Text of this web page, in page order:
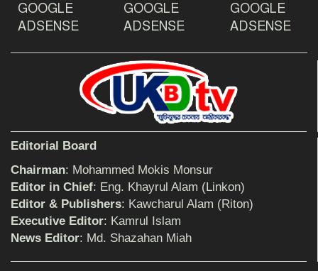
দেশ রক্ষায় প্রগতিশীল সাংবাদিকদের ভুমিকা গুরুত্বপূর্ণ
-মহিবুল হাসান চৌধুরী
আহলে সুন্নাত এর কার্যক্রম বাস্তবায়নের আহ্বান
বিমানের সিলেট-ম্যানচেস্টার সরাসরি ফ্লাইট চালু হচ্ছে
সোমবার
GOOGLE
ADSENSE
GOOGLE
ADSENSE
GOOGLE
ADSENSE
Editorial Board
Chairman: Mohammed Mokis Monsur
Editor in Chief: Eng. Khayrul Alam (Linkon)
Editor & Publishers: Kawcharul Alam (Riton)
Executive Editor: Kamrul Islam
News Editor: Md. Shazahan Miah